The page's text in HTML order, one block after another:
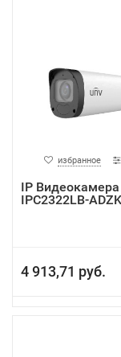
избранное
IP
IPC2322LB-
4 913,71 руб.